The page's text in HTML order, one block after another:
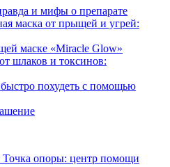
и мифы о препарате
маска от прыщей и угрей:
маске «Miracle Glow»
шлаков и токсинов:
похудеть с помощью